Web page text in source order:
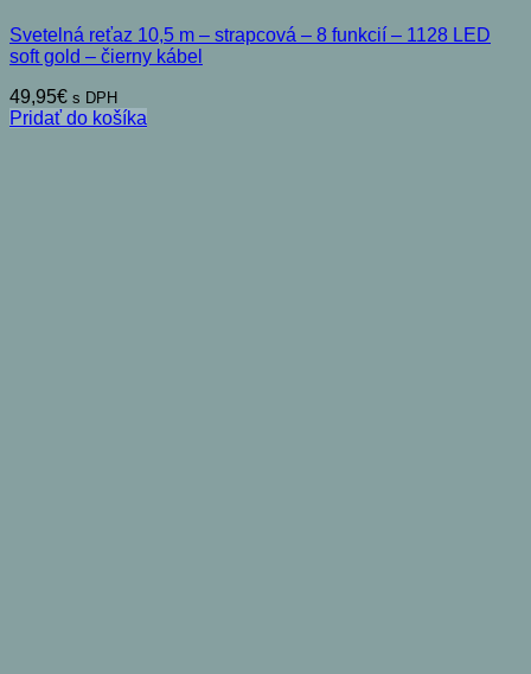
Svetelná reťaz 10,5 m – strapcová – 8 funkcií – 1128 LED
soft gold – čierny kábel
49,95€ s DPH
Pridať do košíka